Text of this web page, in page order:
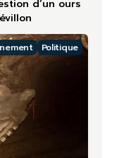
d’un ours
Politique